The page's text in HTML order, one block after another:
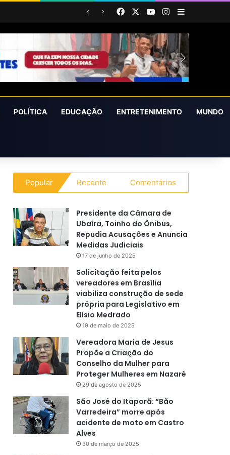
FacebookYouTubeInstagram
Barra
POLÍTICA EDUCAÇÃO ENTRETENIMENTO MUNDO
Popular Recente Comentários
Presidente da Câmara de
Ubaíra, Toinho do Ônibus,
Repudia Acusações e Anuncia
Medidas Judiciais
17 de junho de 2025
Solicitação feita pelos
vereadores em Brasília
viabiliza construção de sede
própria para Legislativo em
Elísio Medrado
19 de maio de 2025
Vereadora Maria de Jesus
Propõe a Criação do
Conselho da Mulher para
Proteger Mulheres em Nazaré
29 de agosto de 2025
São José do Itaporã: “Bão
Varredeira” morre após
acidente de moto em Castro
Alves
30 de março de 2025